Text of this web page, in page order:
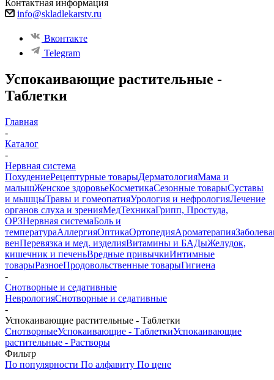
Контактная информация
info@skladlekarstv.ru
Вконтакте
Telegram
Успокаивающие растительные -
Таблетки
Главная
-
Каталог
-
Нервная система
ПохудениеРецептурные товарыДерматологияМама и
малышЖенское здоровьеКосметикаСезонные товарыСуставы
и мышцыТравы и гомеопатияУрология и нефрологияЛечение
органов слуха и зренияМедТехникаГрипп, Простуда,
ОРЗНервная системаБоль и
температураАллергияОптикаОртопедияАроматерапия
венПеревязка и мед. изделияВитамины и БАДыЖелудок,
кишечник и печеньВредные привычкиИнтимные
товарыРазноеПродовольственные товарыГигиена
-
Снотворные и седативные
НеврологияСнотворные и седативные
-
Успокаивающие растительные - Таблетки
СнотворныеУспокаивающие - ТаблеткиУспокаивающие
растительные - Растворы
Фильтр
По популярности По алфавиту По цене